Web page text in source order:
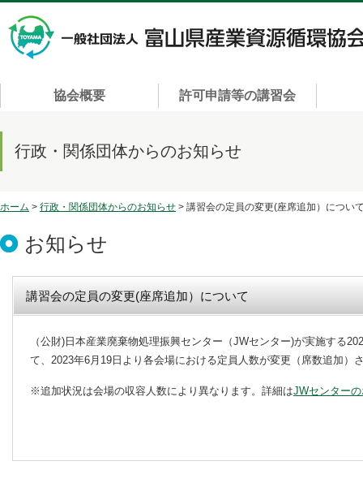
協会概要 許可申請等の講習会
行政・関係団体からのお知らせ
ホーム > 行政・関係団体からのお知らせ > 講習会の定員の変更(座席追加）につい
お知らせ
講習会の定員の変更(座席追加）について
（公財)日本産業廃棄物処理振興センター（JWセンター)が実施する
て、2023年6月19日より各会場における定員人数が変更（席数追加）
※追加状況は会場の収容人数により異なります。詳細はJWセンター